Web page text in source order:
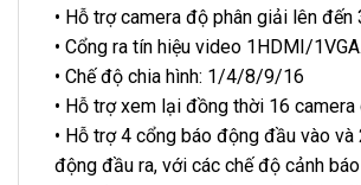
• Hỗ trợ camera độ phân giải lên đến
• Cổng ra tín hiệu video 1HDMI/1VGA.
• Chế độ chia hình: 1/4/8/9/16
• Hỗ trợ xem lại đồng thời 16 camera
• Hỗ trợ 4 cổng báo động đầu vào và
động đầu ra, với các chế độ cảnh